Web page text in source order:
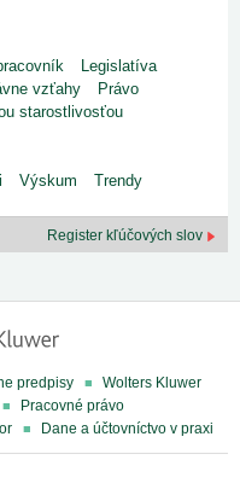
Legislatíva
vzťahy
Právo
starostlivosťou
Výskum Trendy
Register kľúčových slov
predpisy
Wolters Kluwer
Pracovné právo
Dane a účtovníctvo v praxi